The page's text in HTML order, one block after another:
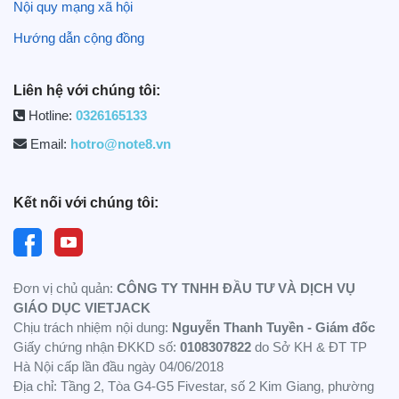
quả, chính xác và linh hoạt hơn bao giờ hết. Sự phát triển
không ngừng của trí tuệ nhân tạo, công nghệ blockchain
toán kho.
của kế toán kho trong việc duy trì cạnh tranh và tối ưu hóa
và trách nhiệm của các chuyên gia kế toán kho là yếu tố rất
trình vận hành kho, ứng dụng công nghệ một cách thông
minh sẽ đóng vai trò quan trọng trong việc đảm bảo một hệ
thống kế toán kho hiệu quả và bền vững.
4. Những sai lầm thường gặp của kế toán
kho bạn cần biết
Không xác định mức tồn kho định kỳ
Nội quy mạng xã hội
Hướng dẫn cộng đồng
Liên hệ với chúng tôi:
Hotline: 0326165133
Email: hotro@note8.vn
Kết nối với chúng tôi:
Đơn vị chủ quản: CÔNG TY TNHH ĐẦU TƯ VÀ DỊCH VỤ
GIÁO DỤC VIETJACK
Chịu trách nhiệm nội dung: Nguyễn Thanh Tuyền - Giám đốc
Giấy chứng nhận ĐKKD số: 0108307822 do Sở KH & ĐT TP
Hà Nội cấp lần đầu ngày 04/06/2018
Địa chỉ: Tầng 2, Tòa G4-G5 Fivestar, số 2 Kim Giang, phường